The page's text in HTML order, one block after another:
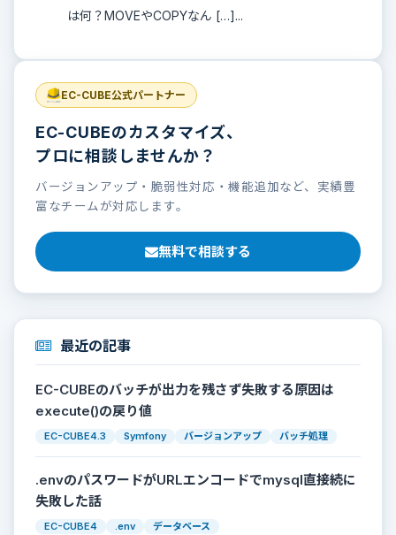
は何？MOVEやCOPYなん […]...
EC-CUBE公式パートナー
EC-CUBEのカスタマイズ、
プロに相談しませんか？
バージョンアップ・脆弱性対応・機能追加など、実績豊
富なチームが対応します。
無料で相談する
最近の記事
EC-CUBEのバッチが出力を残さず失敗する原因は
execute()の戻り値
EC-CUBE4.3 Symfony バージョンアップ バッチ処理
.envのパスワードがURLエンコードでmysql直接続に
失敗した話
EC-CUBE4 .env データベース